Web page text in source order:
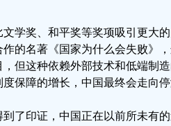
学奖、和平奖等奖项吸引更大
的名著《国家为什么会失败》
但这种依赖外部技术和低端制
保障的增长，中国最终会走向停
了印证，中国正在以前所未有